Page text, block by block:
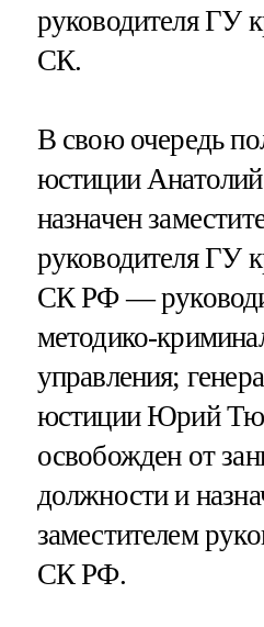
руководителя ГУ
СК.
В свою очередь
юстиции
назначен
руководителя ГУ
СК РФ —
методико-
управления;
юстиции Юрий
освобожден от
должности и
заместителем
СК РФ.